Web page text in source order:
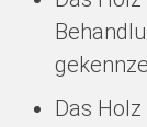
Das